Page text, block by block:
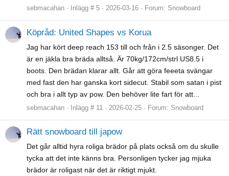
sebmacahan Inlägg # 5 2026-03-16 Forum: Snowboard
Köpråd: United Shapes vs Korua
Jag har kört deep reach 153 till och från i 2.5 säsonger. Det
är en jäkla bra bräda alltså. Är 70kg/172cm/strl US8.5 i
boots. Den brädan klarar allt. Går att göra feeeta svängar
med fast den har ganska kort sidecut. Stabil som satan i pist
och bra i allt typ av pow. Den behöver lite fart för att...
sebmacahan Inlägg # 11 2026-02-25 Forum: Snowboard
Rätt snowboard till japow
Det går alltid hyra roliga brädor på plats också om du skulle
tycka att det inte känns bra. Personligen tycker jag mjuka
brädor är roligast när det är riktigt mjukt.